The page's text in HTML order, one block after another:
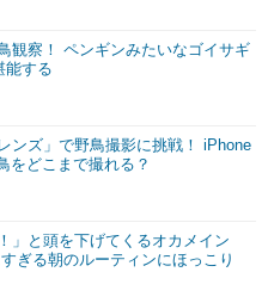
観察！ ペンギンみたいなゴイサギ
能する
ンズ」で野鳥撮影に挑戦！ iPhone
をどこまで撮れる？
」と頭を下げてくるオカメイン
ぎる朝のルーティンにほっこり